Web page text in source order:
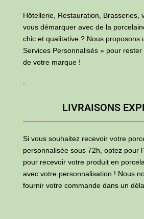
Hôtellerie, Restauration, Brasseries,
vous démarquer avec de la
chic et qualitative ? Nous proposons
Services Personnalisés » pour rester
de votre marque !
.
LIVRAISONS
Si vous souhaitez recevoir votre
personnalisée sous 72h, optez pour
pour recevoir votre produit en
avec votre personnalisation ! Nous
fournir votre commande dans un